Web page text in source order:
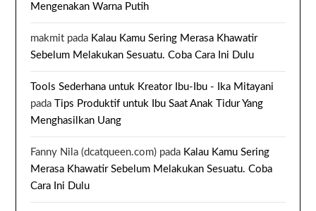
Mengenakan Warna Putih
makmit pada Kalau Kamu Sering Merasa Khawatir
Sebelum Melakukan Sesuatu. Coba Cara Ini Dulu
Tools Sederhana untuk Kreator Ibu-Ibu - Ika Mitayani
padaTips Produktif untuk Ibu Saat Anak Tidur Yang
Menghasilkan Uang
Fanny Nila (dcatqueen.com) pada Kalau Kamu Sering
Merasa Khawatir Sebelum Melakukan Sesuatu. Coba
Cara Ini Dulu